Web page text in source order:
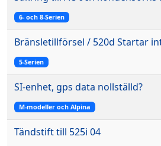
6- och 8-Serien
Bränsletillförsel / 520d Startar
5-Serien
SI-enhet, gps data nollställd?
M-modeller och Alpina
Tändstift till 525i 04